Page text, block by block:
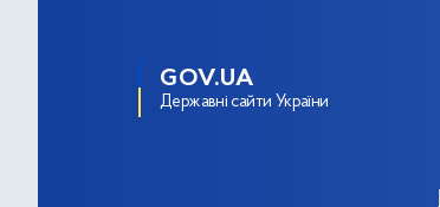
GOV.UA
Державні сайти України